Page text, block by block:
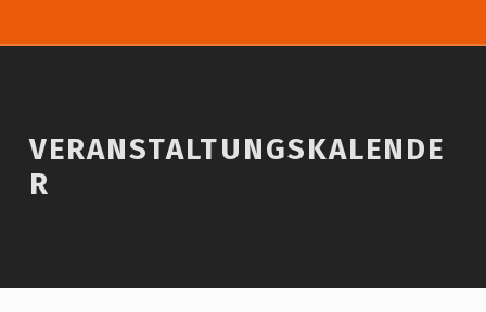
VERANSTALTUNGSKALENDE
R